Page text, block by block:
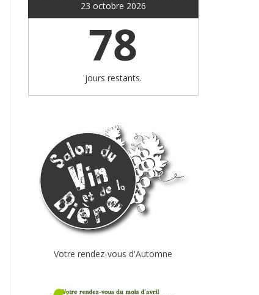
23 octobre 2026
78
jours restants.
Votre rendez-vous d'Automne